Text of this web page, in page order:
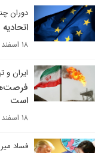
دوران
۱۸ اسفند ۱۳۹۵
ایران و
است
۱۸ اسفند ۱۳۹۵
فساد